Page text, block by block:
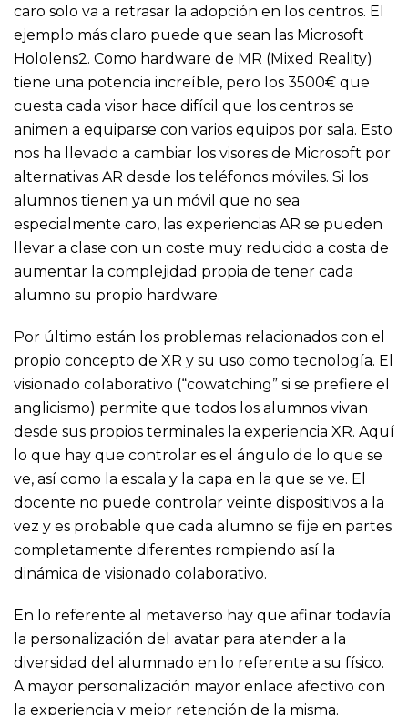
caro solo va a retrasar la adopción en los centros. El
ejemplo más claro puede que sean las Microsoft
Hololens2. Como hardware de MR (Mixed Reality)
tiene una potencia increíble, pero los 3500€ que
cuesta cada visor hace difícil que los centros se
animen a equiparse con varios equipos por sala. Esto
nos ha llevado a cambiar los visores de Microsoft por
alternativas AR desde los teléfonos móviles. Si los
alumnos tienen ya un móvil que no sea
especialmente caro, las experiencias AR se pueden
llevar a clase con un coste muy reducido a costa de
aumentar la complejidad propia de tener cada
alumno su propio hardware.
Por último están los problemas relacionados con el
propio concepto de XR y su uso como tecnología. El
visionado colaborativo (“cowatching” si se prefiere el
anglicismo) permite que todos los alumnos vivan
desde sus propios terminales la experiencia XR. Aquí
lo que hay que controlar es el ángulo de lo que se
ve, así como la escala y la capa en la que se ve. El
docente no puede controlar veinte dispositivos a la
vez y es probable que cada alumno se fije en partes
completamente diferentes rompiendo así la
dinámica de visionado colaborativo.
En lo referente al metaverso hay que afinar todavía
la personalización del avatar para atender a la
diversidad del alumnado en lo referente a su físico.
A mayor personalización mayor enlace afectivo con
la experiencia y mejor retención de la misma.